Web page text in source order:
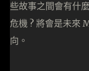
些故事之間會有什
危機 ? 將會是未來
向。